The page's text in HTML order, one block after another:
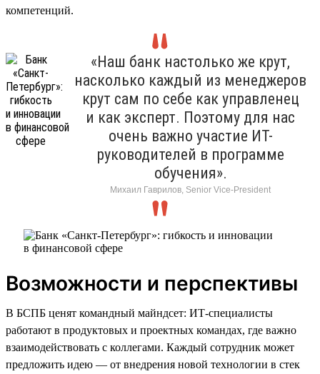
компетенций.
«Наш банк настолько же крут,
насколько каждый из менеджеров
крут сам по себе как управленец
и как эксперт. Поэтому для нас
очень важно участие ИТ-
руководителей в программе
обучения».
Михаил Гаврилов, Senior Vice-President
Возможности и перспективы
В БСПБ ценят командный майндсет: ИТ-специалисты
работают в продуктовых и проектных командах, где важно
взаимодействовать с коллегами. Каждый сотрудник может
предложить идею — от внедрения новой технологии в стек